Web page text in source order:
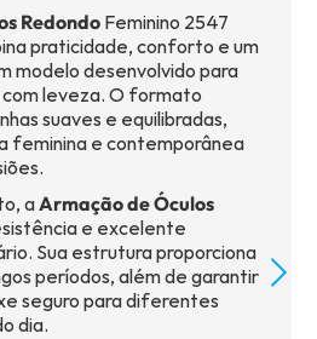
Redondo Feminino 2547
praticidade, conforto e um
modelo desenvolvido para
leveza. O formato
suaves e equilibradas,
feminina e contemporânea
aArmação de Óculos
e excelente
Sua estrutura proporciona
períodos, além de garantir
seguro para diferentes
dia.